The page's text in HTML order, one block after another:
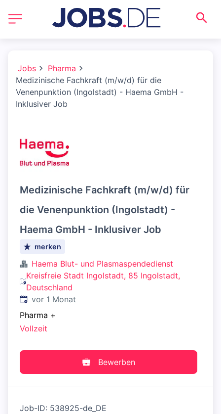
Jobs
Pharma
Medizinische Fachkraft (m/w/d) für die
Venenpunktion (Ingolstadt) - Haema GmbH -
Inklusiver Job
Medizinische Fachkraft (m/w/d) für
die Venenpunktion (Ingolstadt) -
Haema GmbH - Inklusiver Job
merken
Haema Blut- und Plasmaspendedienst
Kreisfreie Stadt Ingolstadt, 85 Ingolstadt,
Deutschland
Veröffentlicht:
vor 1 Monat
Pharma +
Vollzeit
Bewerben
Job-ID: 538925-de_DE